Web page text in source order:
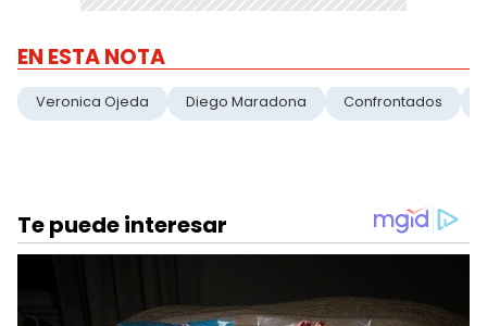
EN ESTA NOTA
Veronica Ojeda Diego Maradona Confrontados